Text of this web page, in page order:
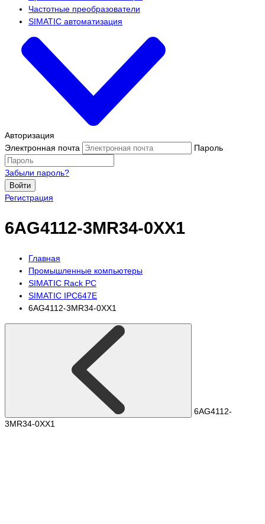
Частотные преобразователи
SIMATIC автоматизация
Авторизация
Электронная почта
Пароль
Забыли пароль?
Войти
Регистрация
6AG4112-3MR34-0XX1
Главная
Промышленные компьютеры
SIMATIC Rack PC
SIMATIC IPC647E
6AG4112-3MR34-0XX1
6AG4112-
3MR34-0XX1